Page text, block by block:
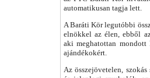
automatikusan tagja lett.
A Baráti Kör legutóbbi
elnökkel az élen, ebből
aki meghatottan mondott
ajándékokért.
Az összejövetelen,